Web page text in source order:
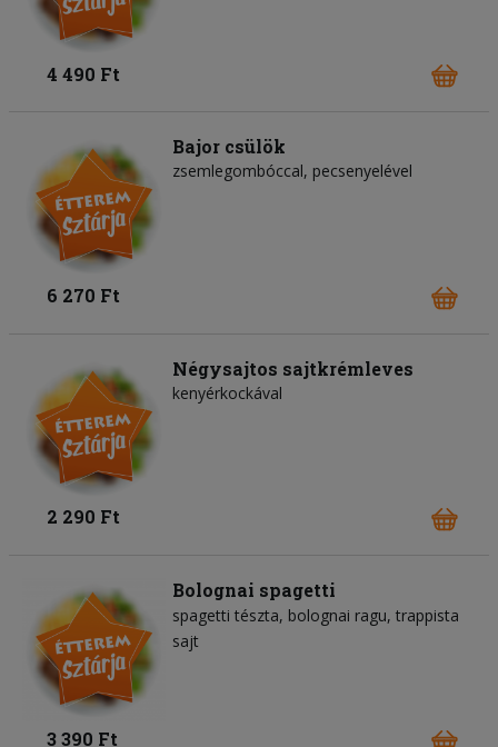
4 490 Ft
Bajor csülök
zsemlegombóccal, pecsenyelével
6 270 Ft
Négysajtos sajtkrémleves
kenyérkockával
2 290 Ft
Bolognai spagetti
spagetti tészta bolognai ragu trappista
sajt
3 390 Ft